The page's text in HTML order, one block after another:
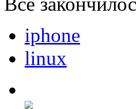
iphone
linux